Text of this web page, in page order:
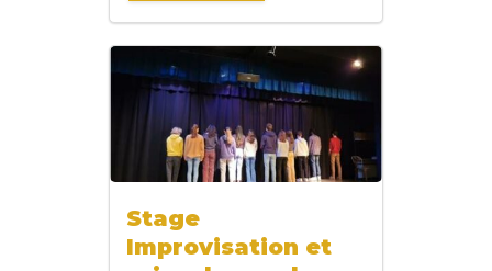
Stage
Improvisation et